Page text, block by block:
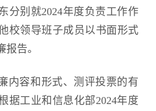
分别就2024年度负责工作作
校领导班子成员以书面形式
告。
内容和形式、测评投票的有
据工业和信息化部2024年度